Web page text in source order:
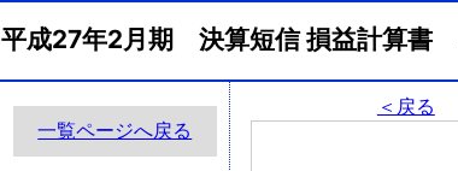
平成27年2月期 決算短信 損益計算書
一覧ページへ戻る
＜戻る